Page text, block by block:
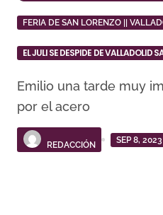
FERIA DE SAN LORENZO ||
EL JULI SE DESPIDE DE VALLADOLID
Emilio una tarde muy importante deslucida
por el acero
REDACCIÓN
SEP 8, 2023